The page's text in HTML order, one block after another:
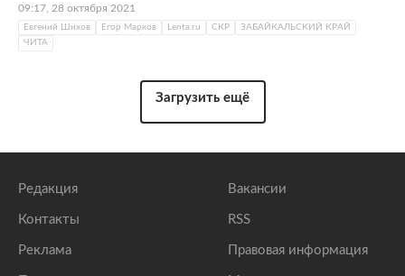
09:17, 28 октября 2021
Евгений Шихов Егор Марков Lenta.ru СКР
ЗАБАЙКАЛЬСКИЙ КРАЙ
ЧИТА
Загрузить ещё
Редакция
Контакты
Реклама
Вакансии
RSS
Правовая информация